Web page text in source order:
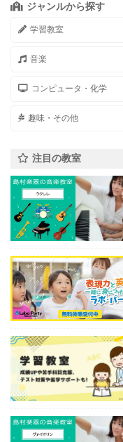
ジャンルから探す
学習教室
音楽
コンピュータ・化学
趣味・その他
注目の教室